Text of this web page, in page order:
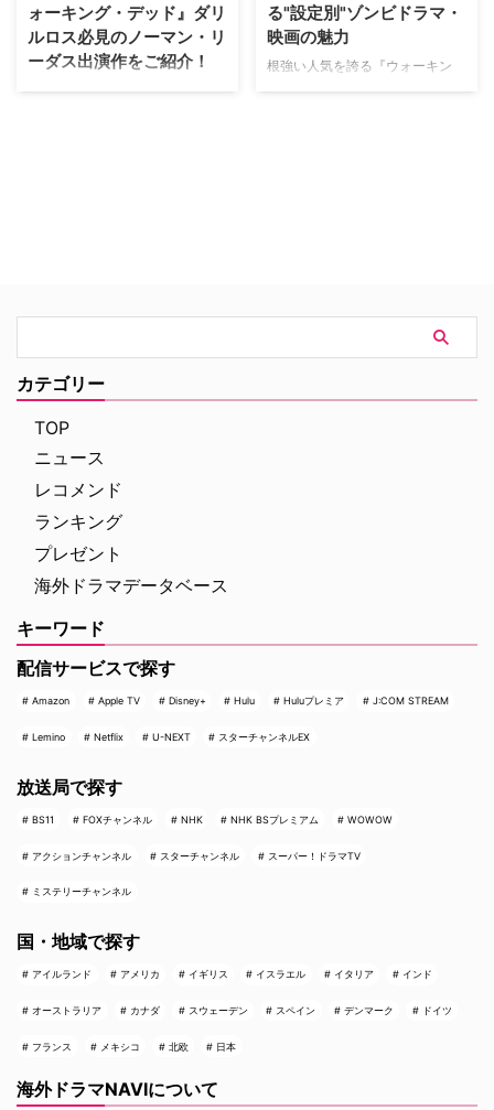
は、1988年に第1作目が公開され
るや否や世界中で多くのホラー映
画ファンから絶大な支持を得た。
ォーキング・デッド』ダリ
ルロス必見のノーマン・リ
ーダス出演作をご紹介！
『ウォーキング・デッド』シーズ
る"設定別"ゾンビドラマ・
映画の魅力
根強い人気を誇る『ウォーキン
カテゴリー
TOP
ニュース
レコメンド
ランキング
プレゼント
海外ドラマデータベース
キーワード
配信サービスで探す
Amazon Apple TV Disney+ Hulu Huluプレミア J:COM STREAM
Lemino Netflix U-NEXT スターチャンネルEX
放送局で探す
BS11 FOXチャンネル NHK NHK BSプレミアム WOWOW
アクションチャンネル スターチャンネル スーパー！ドラマTV
ミステリーチャンネル
国・地域で探す
アイルランド アメリカ イギリス イスラエル イタリア インド
オーストラリア カナダ スウェーデン スペイン デンマーク ドイツ
フランス メキシコ 北欧 日本
海外ドラマNAVIについて